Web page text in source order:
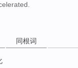
同根词